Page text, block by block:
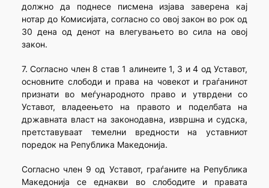
должно да поднесе писмена изјава заверена кај
нотар до Комисијата, согласно со овој закон во рок од
30 дена од денот на влегувањето во сила на овој
закон.
7. Согласно член 8 став 1 алинеите 1, 3 и 4 од Уставот,
основните слободи и права на човекот и граѓанинот
признати во меѓународното право и утврдени со
Уставот, владеењето на правото и поделбата на
државната власт на законодавна, извршна и судска,
претставуваат темелни вредности на уставниот
поредок на Република Македонија.
Согласно член 9 од Уставот, граѓаните на Република
Македонија се еднакви во слободите и правата